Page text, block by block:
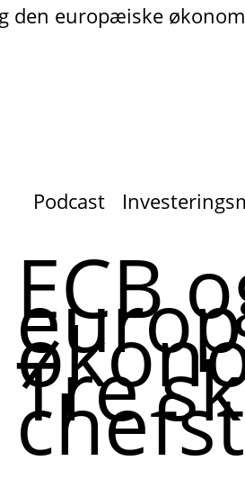
den europæiske
Podcast
ECB
Tre